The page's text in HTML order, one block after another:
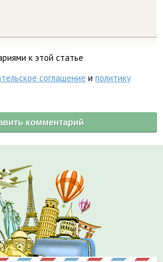
к этой статье
соглашение и политику